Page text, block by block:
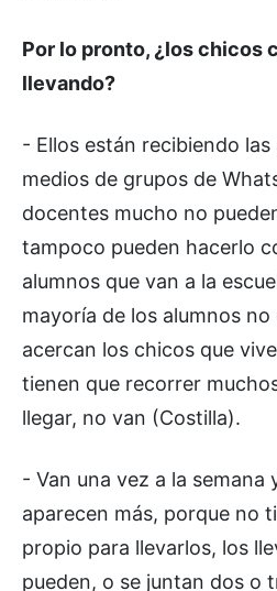
Por lo pronto, ¿los chicos
llevando?
- Ellos están recibiendo
medios de grupos de
docentes mucho no
tampoco pueden hacerlo
alumnos que van a la
mayoría de los alumnos
acercan los chicos que
tienen que recorrer
llegar, no van (Costilla).
- Van una vez a la semana
aparecen más, porque no
propio para llevarlos, los
pueden, o se juntan dos o